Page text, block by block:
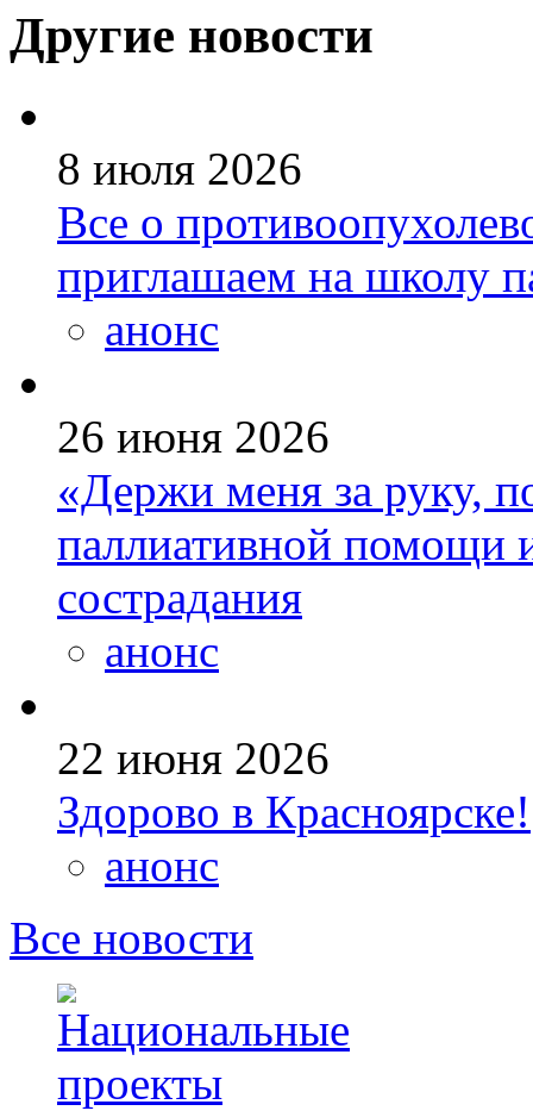
Другие новости
8 июля 2026
Все о
приглашаем на школу
анонс
26 июня 2026
«Держи меня за руку,
паллиативной помощи
сострадания
анонс
22 июня 2026
Здорово в Красноярске!
анонс
Все новости